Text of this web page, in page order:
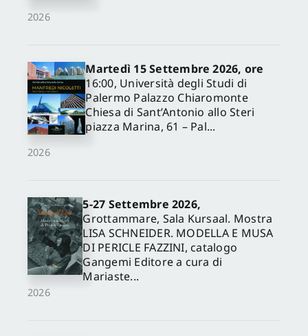
2026
2026
Martedì 15 Settembre 2026, ore
16:00, Università degli Studi di
Palermo Palazzo Chiaromonte
Chiesa di Sant’Antonio allo Steri
piazza Marina, 61 – Pal...
2026
5-27 Settembre 2026,
Grottammare, Sala Kursaal. Mostra
LISA SCHNEIDER. MODELLA E MUSA
DI PERICLE FAZZINI, catalogo
Gangemi Editore a cura di
Mariaste...